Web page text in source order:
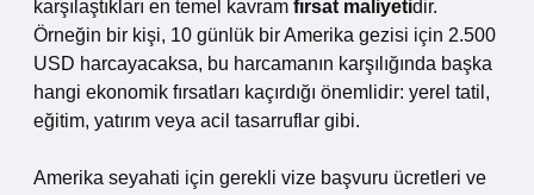
karşılaştıkları en temel kavram fırsat maliyetidir.
Örneğin bir kişi, 10 günlük bir Amerika gezisi için 2.500
USD harcayacaksa, bu harcamanın karşılığında başka
hangi ekonomik fırsatları kaçırdığı önemlidir: yerel tatil,
eğitim, yatırım veya acil tasarruflar gibi.
Amerika seyahati için gerekli vize başvuru ücretleri ve